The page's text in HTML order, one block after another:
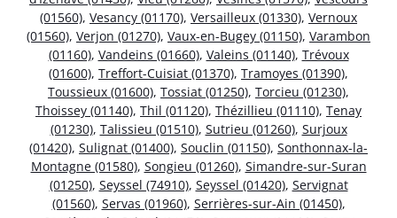
(01560), Vesancy (01170), Versailleux (01330), Vernoux
(01560), Verjon (01270), Vaux-en-Bugey (01150), Varambon
(01160), Vandeins (01660), Valeins (01140), Trévoux
(01600), Treffort-Cuisiat (01370), Tramoyes (01390),
Toussieux (01600), Tossiat (01250), Torcieu (01230),
Thoissey (01140), Thil (01120), Thézillieu (01110), Tenay
(01230), Talissieu (01510), Sutrieu (01260), Surjoux
(01420), Sulignat (01400), Souclin (01150), Sonthonnax-la-
Montagne (01580), Songieu (01260), Simandre-sur-Suran
(01250), Seyssel (74910), Seyssel (01420), Servignat
(01560), Servas (01960), Serrières-sur-Ain (01450),